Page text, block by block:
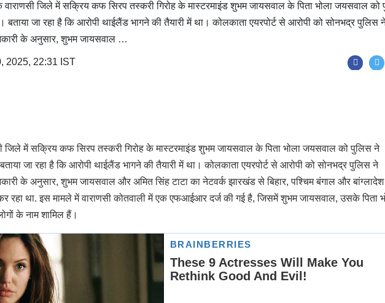
वाराणसी जिले में सक्रिय कफ सिरप तस्करी गिरोह के मास्टरमाइंड शुभम जायसवाल के पिता भोला जयसवाल को
बताया जा रहा है कि आरोपी थाईलैंड भागने की तैयारी में था। कोलकाता एयरपोर्ट से आरोपी को सोनभद्र पुलिस
के अनुसार, शुभम जायसवाल …
2025, 22:31 IST
जिले में सक्रिय कफ सिरप तस्करी गिरोह के मास्टरमाइंड शुभम जायसवाल के पिता भोला जयसवाल को पुलिस ने
जा रहा है कि आरोपी थाईलैंड भागने की तैयारी में था। कोलकाता एयरपोर्ट से आरोपी को सोनभद्र पुलिस ने
के अनुसार, शुभम जायसवाल और अमित सिंह टाटा का नेटवर्क झारखंड से बिहार, पश्चिम बंगाल और
रहा था. इस मामले में वाराणसी कोतवाली में एक एफआईआर दर्ज की गई है, जिसमें शुभम जायसवाल, उसके पिता
के नाम शामिल हैं।